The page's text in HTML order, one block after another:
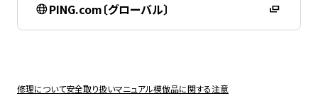
PING.com〔グローバル〕
修理について安全取り扱いマニュアル模倣品に関する注意